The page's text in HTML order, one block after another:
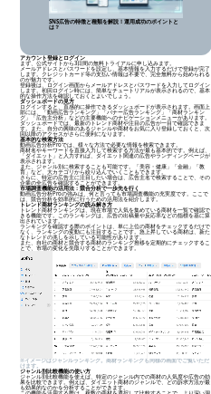
SNS広告の特徴と種類を解説！運用成功のポイントと
は？
アカウント登録とログイン
まず、公式サイトから3日間の無料トライアルに申し込みます。
メールアドレスとパスワードを設定し、基本情報を入力するだけで登録が完了
します。クレジットカード等の支払い情報は不要で、完全無料から始められる
のが魅力です。
登録後は、ログイン画面からメールアドレスとパスワードを入力してログイン
します。初回ログイン時には、簡単なチュートリアルが表示されるので、基本
的な操作方法を確認しておくとよいでしょう。
ダッシュボードの見方
ログインすると、直感的に操作できるダッシュボードが表示されます。画面上
部には、「動画広告ランキング」「バナー広告ランキング」「商材ランキン
グ」「広告主分析」などの主要機能へのナビゲーションメニューがあります。
ダッシュボードでは、最新のトレンド商材や注目の広告が一目で確認できま
す。また、自分の興味のあるジャンルや商材をお気に入り登録しておくと、次
回以降のアクセスがさらに便利になります。
基本的な検索方法
動画広告分析Proでは、様々な方法で必要な情報を検索できます。
商材名やキーワードを直接入力して検索する方法が最も基本的です。例えば、
「ダイエット」と入力すれば、ダイエット関連の広告やランディングページが
表示されます。
また、ジャンル別に検索することも可能です。「美容・健康」「金融」「教
育」など、大カテゴリから絞り込んでいくこともできます。
さらに、特定の広告主に注目したい場合は、広告主名で検索することで、その
企業の全広告を確認することができます。
市場調査機能の活用法：競合分析で一歩先を行く
動画広告分析Proの強みは、何と言っても市場調査機能の充実度です。ここで
は、競合分析を効率的に行うための活用法を紹介します。
トレンド商材ランキングの読み解き方
トレンド商材ランキングは、現在市場で人気を集めている商材を一覧で確認で
きる機能です。このランキングは、広告の出稿量や反応率などの指標を基に算
出されています。
ランキングを確認する際のポイントは、単に上位の商材をチェックするだけで
なく、ランキングの変動にも注目することです。急上昇している商材は、新た
なトレンドの兆しを示している可能性があります。
また、自社の商材と競合する商材のランキング推移を定期的にチェックするこ
とで、市場の変化を先取りすることができます。
※イメージはジャンルランキング。商材ランキングも同様の画面でご覧いただ
けます。
ジャンル別比較機能の使い方
ジャンル別比較機能を使えば、特定のジャンル内での商材の人気度や広告の効
果を比較できます。例えば、ダイエット商材のジャンルで、どの訴求方法が最
も効果的なのかを分析することができます。